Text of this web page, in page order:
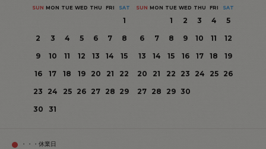
SUN MON TUE WED THU FRI SAT
1
2
3 4 5 6 7
8
9
10 11 12 13 14
15
16
17 18 19 20 21
22
23
24 25 26 27 28 29
30
31
SUN MON TUE WED THU FRI SAT
1 2 3 4
5
6
7 8 9 10 11
12
13
14 15 16 17 18
19
20
21 22 23 24 25
26
27 28 29 30
・・・休業日